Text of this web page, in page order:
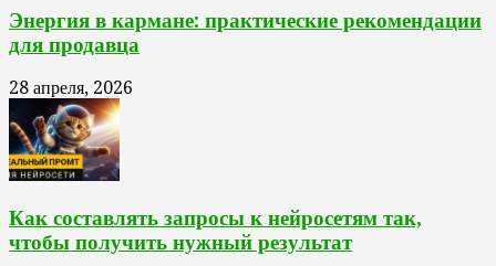
Энергия в кармане: практические рекомендации
для продавца
28 апреля, 2026
Как составлять запросы к нейросетям так,
чтобы получить нужный результат